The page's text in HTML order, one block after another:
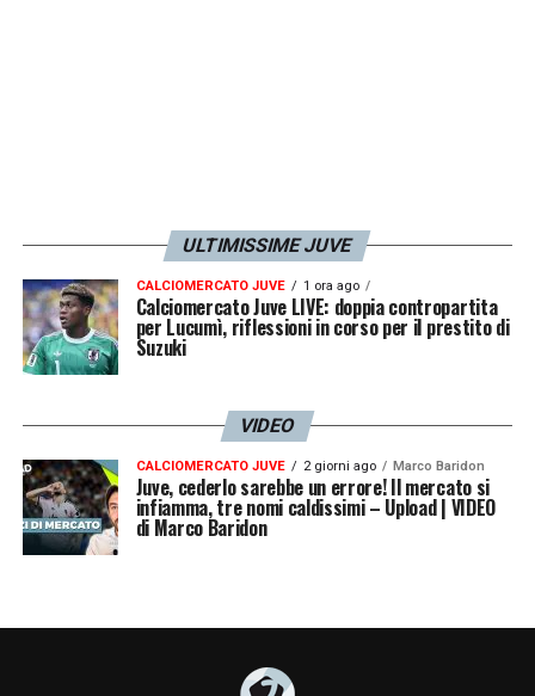
ULTIMISSIME JUVE
CALCIOMERCATO JUVE 1 ora ago
Calciomercato Juve LIVE: doppia contropartita
per Lucumì, riflessioni in corso per il prestito di
Suzuki
VIDEO
CALCIOMERCATO JUVE 2 giorni ago Marco Baridon
Juve, cederlo sarebbe un errore! Il mercato si
infiamma, tre nomi caldissimi – Upload | VIDEO
di Marco Baridon